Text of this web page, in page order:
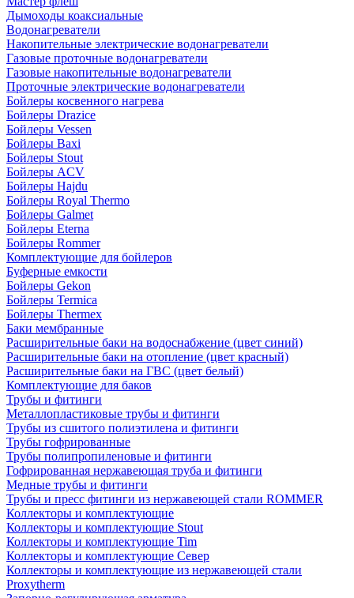
Дымоходы коаксиальные
Водонагреватели
Накопительные электрические водонагреватели
Газовые проточные водонагреватели
Газовые накопительные водонагреватели
Проточные электрические водонагреватели
Бойлеры косвенного нагрева
Бойлеры Drazice
Бойлеры Vessen
Бойлеры Baxi
Бойлеры Stout
Бойлеры ACV
Бойлеры Hajdu
Бойлеры Royal Thermo
Бойлеры Galmet
Бойлеры Eterna
Бойлеры Rommer
Комплектующие для бойлеров
Буферные емкости
Бойлеры Gekon
Бойлеры Termica
Бойлеры Thermex
Баки мембранные
Расширительные баки на водоснабжение (цвет синий)
Расширительные баки на отопление (цвет красный)
Расширительные баки на ГВС (цвет белый)
Комплектующие для баков
Трубы и фитинги
Металлопластиковые трубы и фитинги
Трубы из сшитого полиэтилена и фитинги
Трубы гофрированные
Трубы полипропиленовые и фитинги
Гофрированная нержавеющая труба и фитинги
Медные трубы и фитинги
Трубы и пресс фитинги из нержавеющей стали ROMMER
Коллекторы и комплектующие
Коллекторы и комплектующие Stout
Коллекторы и комплектующие Tim
Коллекторы и комплектующие Север
Коллекторы и комплектующие из нержавеющей стали
Proxytherm